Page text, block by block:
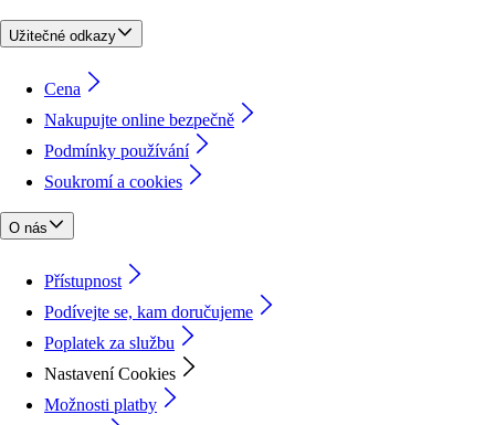
Užitečné odkazy
Cena
Nakupujte online bezpečně
Podmínky používání
Soukromí a cookies
O nás
Přístupnost
Podívejte se, kam doručujeme
Poplatek za službu
Nastavení Cookies
Možnosti platby